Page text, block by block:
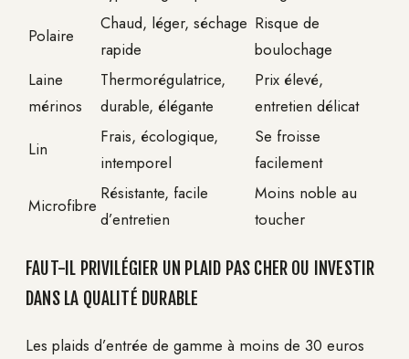
Polaire
Chaud, léger, séchage
rapide
Risque de
boulochage
Laine
mérinos
Thermorégulatrice,
durable, élégante
Prix élevé,
entretien délicat
Lin
Frais, écologique,
intemporel
Se froisse
facilement
Microfibre
Résistante, facile
d’entretien
Moins noble au
toucher
FAUT-IL PRIVILÉGIER UN PLAID PAS CHER OU INVESTIR
DANS LA QUALITÉ DURABLE
Les plaids d’entrée de gamme à moins de 30 euros